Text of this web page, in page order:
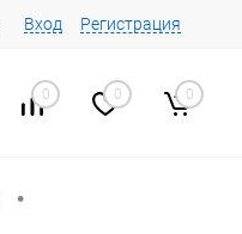
Вход Регистрация
0 0 0
•